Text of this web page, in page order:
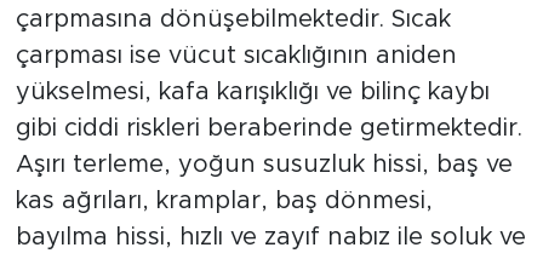
çarpmasına dönüşebilmektedir. Sıcak
çarpması ise vücut sıcaklığının aniden
yükselmesi, kafa karışıklığı ve bilinç kaybı
gibi ciddi riskleri beraberinde getirmektedir.
Aşırı terleme, yoğun susuzluk hissi, baş ve
kas ağrıları, kramplar, baş dönmesi,
bayılma hissi, hızlı ve zayıf nabız ile soluk ve